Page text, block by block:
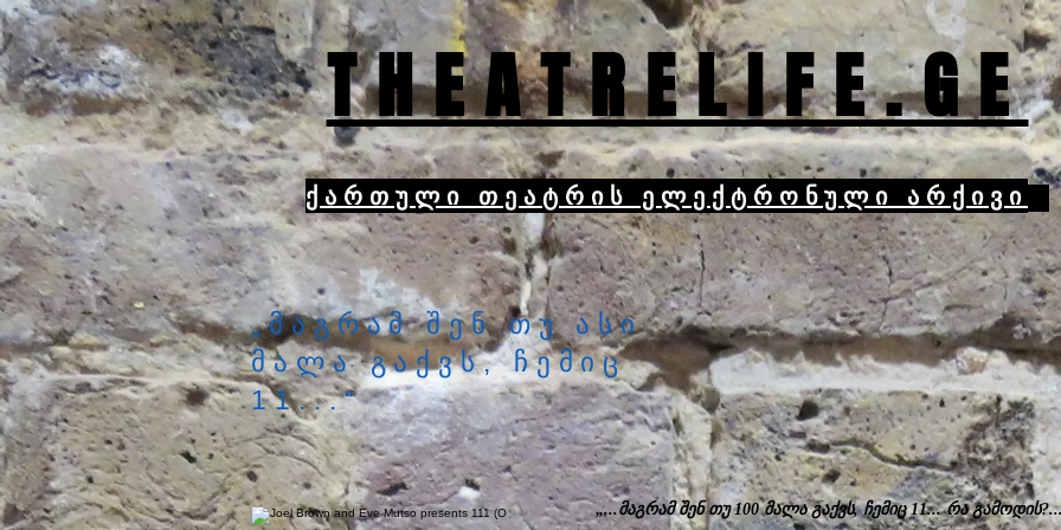
THEATRELIFE.GE
ქართული თეატრის ელექტრონული არქივი
„მაგრამ შენ თუ ასი
მალა გაქვს, ჩემიც
11...“
„...მაგრამ შენ თუ 100 მალა გაქვს, ჩემიც 11... რა